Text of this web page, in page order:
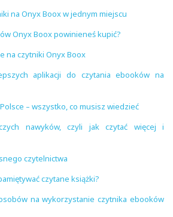
na Onyx Boox w jednym miejscu
Onyx Boox powinieneś kupić?
na czytniki Onyx Boox
aplikacji do czytania ebooków na
– wszystko, co musisz wiedzieć
nawyków, czyli jak czytać więcej i
czytelnictwa
czytane książki?
na wykorzystanie czytnika ebooków